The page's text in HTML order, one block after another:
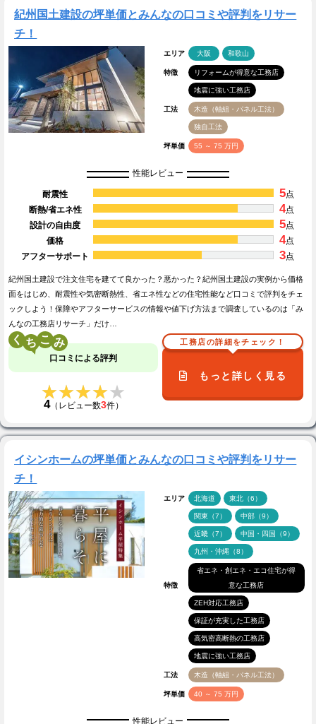
紀州国土建設の坪単価とみんなの口コミや評判をリサー
チ！
エリア 大阪 和歌山
特徴 リフォームが得意な工務店
地震に強い工務店
工法 木造（軸組・パネル工法）
独自工法
坪単価 55 ～ 75 万円
性能レビュー
耐震性 5点
断熱/省エネ性
4点
設計の自由度
5点
価格
4点
アフターサポート
3点
紀州国土建設で注文住宅を建てて良かった？悪かった？紀州国土建設の実例から価格
面をはじめ、耐震性や気密断熱性、省エネ性などの住宅性能など口コミで評判をチェ
ックしよう！保障やアフターサービスの情報や値下げ方法まで調査しているのは「み
んなの工務店リサーチ」だけ…
く こ
口コミによる評判
★★★★★
★★★★★
4（レビュー数3件）
工務店の詳細をチェック！
もっと詳しく見る
イシンホームの坪単価とみんなの口コミや評判をリサー
チ！
エリア 北海道 東北（6）
関東（7） 中部（9）
近畿（7） 中国・四国（9）
九州・沖縄（8）
特徴
省エネ・創エネ・エコ住宅が得
意な工務店
ZEH対応工務店
保証が充実した工務店
高気密高断熱の工務店
地震に強い工務店
工法 木造（軸組・パネル工法）
坪単価 40 ～ 75 万円
性能レビュー